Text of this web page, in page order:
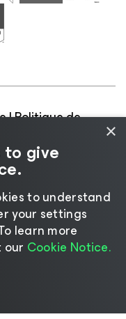
|Politique de
|
de licences
×
give
to understand
your settings
learn more
our Cookie Notice.